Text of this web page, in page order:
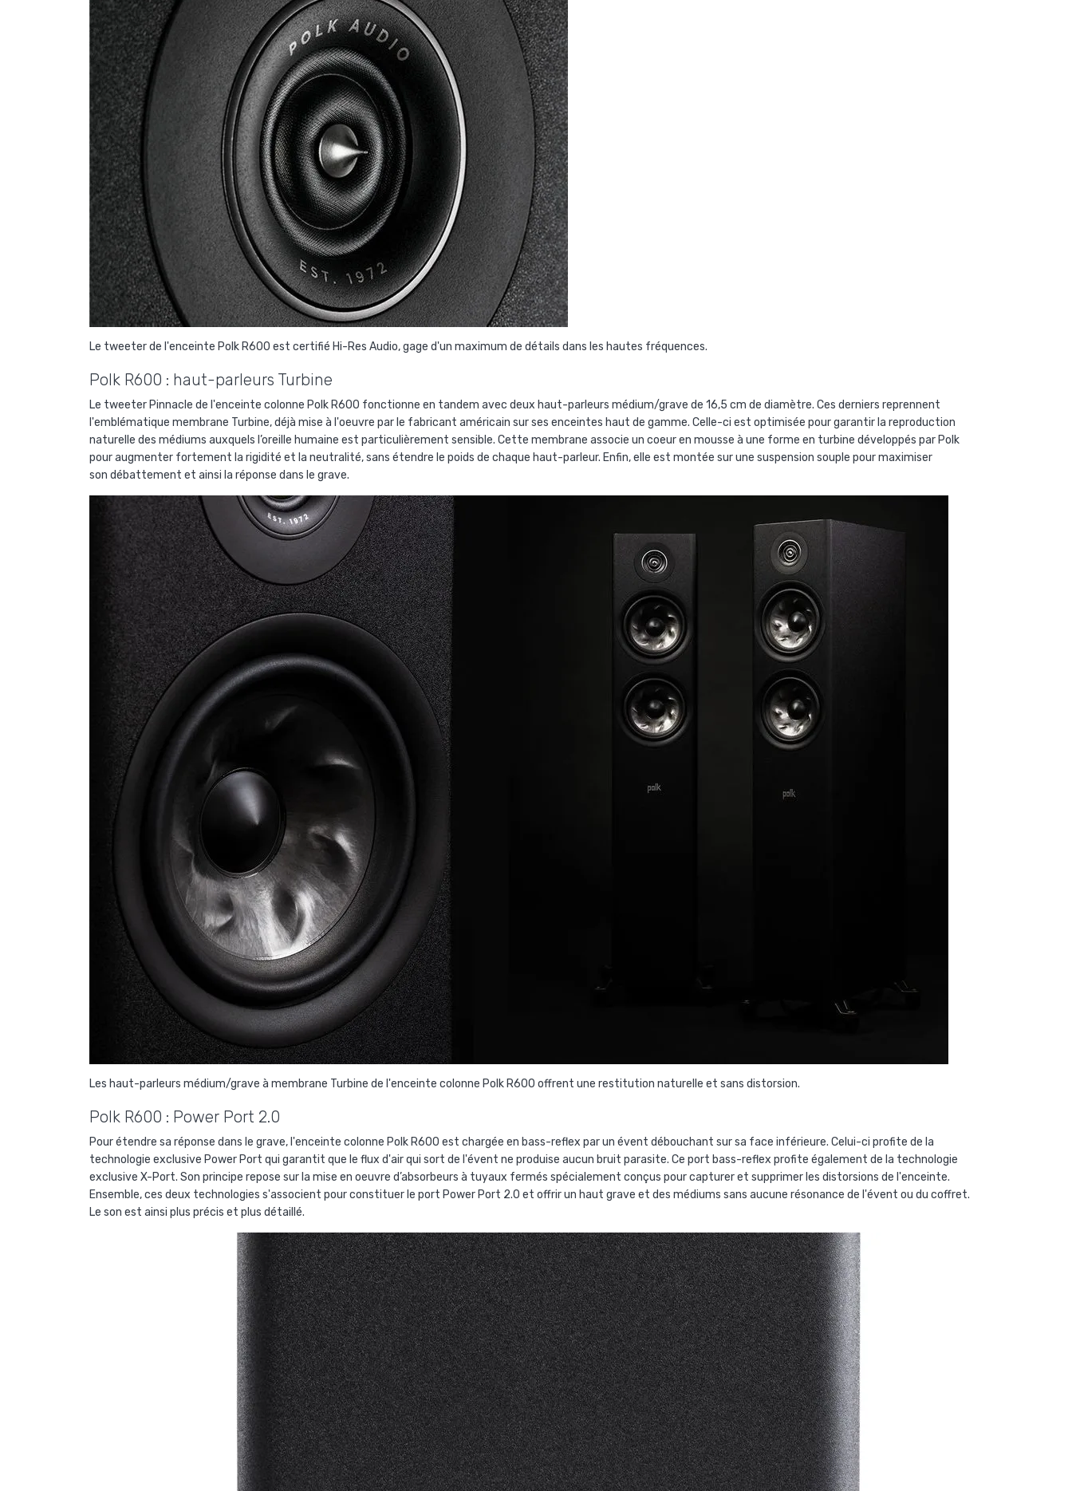
Le tweeter de l'enceinte Polk R600 est certifié Hi-Res Audio, gage d'un maximum de détails dans les hautes fréquences.
Polk R600 : haut-parleurs Turbine
Le tweeter Pinnacle de l'enceinte colonne Polk R600 fonctionne en tandem avec deux haut-parleurs médium/grave de 16,5 cm de diamètre. Ces derniers reprennent
l'emblématique membrane Turbine, déjà mise à l'oeuvre par le fabricant américain sur ses enceintes haut de gamme. Celle-ci est optimisée pour garantir la reproduction
naturelle des médiums auxquels l’oreille humaine est particulièrement sensible. Cette membrane associe un coeur en mousse à une forme en turbine développés par Polk
pour augmenter fortement la rigidité et la neutralité, sans étendre le poids de chaque haut-parleur. Enfin, elle est montée sur une suspension souple pour maximiser
son débattement et ainsi la réponse dans le grave.
Les haut-parleurs médium/grave à membrane Turbine de l'enceinte colonne Polk R600 offrent une restitution naturelle et sans distorsion.
Polk R600 : Power Port 2.0
Pour étendre sa réponse dans le grave, l'enceinte colonne Polk R600 est chargée en bass-reflex par un évent débouchant sur sa face inférieure. Celui-ci profite de la
technologie exclusive Power Port qui garantit que le flux d'air qui sort de l'évent ne produise aucun bruit parasite. Ce port bass-reflex profite également de la technologie
exclusive X-Port. Son principe repose sur la mise en oeuvre d’absorbeurs à tuyaux fermés spécialement conçus pour capturer et supprimer les distorsions de l'enceinte.
Ensemble, ces deux technologies s'associent pour constituer le port Power Port 2.0 et offrir un haut grave et des médiums sans aucune résonance de l'évent ou du coffret.
Le son est ainsi plus précis et plus détaillé.